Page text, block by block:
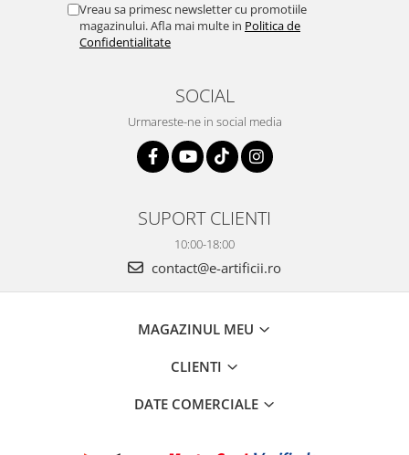
Vreau sa primesc newsletter cu promotiile
magazinului. Afla mai multe in Politica de
Confidentialitate
SOCIAL
Urmareste-ne in social media
SUPORT CLIENTI
10:00-18:00
contact@e-artificii.ro
MAGAZINUL MEU
CLIENTI
DATE COMERCIALE